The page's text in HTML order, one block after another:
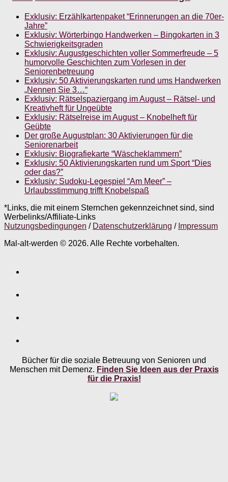
Exklusiv: Erzählkartenpaket “Erinnerungen an die 70er-
Jahre”
Exklusiv: Wörterbingo Handwerken – Bingokarten in 3
Schwierigkeitsgraden
Exklusiv: Augustgeschichten voller Sommerfreude – 5
humorvolle Geschichten zum Vorlesen in der
Seniorenbetreuung
Exklusiv: 50 Aktivierungskarten rund ums Handwerken
„Nennen Sie 3…“
Exklusiv: Rätselspaziergang im August – Rätsel- und
Kreativheft für Ungeübte
Exklusiv: Rätselreise im August – Knobelheft für
Geübte
Der große Augustplan: 30 Aktivierungen für die
Seniorenarbeit
Exklusiv: Biografiekarte “Wäscheklammern”
Exklusiv: 50 Aktivierungskarten rund um Sport “Dies
oder das?”
Exklusiv: Sudoku-Legespiel “Am Meer” –
Urlaubsstimmung trifft Knobelspaß
*Links, die mit einem Sternchen gekennzeichnet sind, sind
Werbelinks/Affiliate-Links
Nutzungsbedingungen / Datenschutzerklärung / Impressum
Mal-alt-werden © 2026. Alle Rechte vorbehalten.
Bücher für die soziale Betreuung von Senioren und
Menschen mit Demenz. Finden Sie Ideen aus der Praxis
für die Praxis!